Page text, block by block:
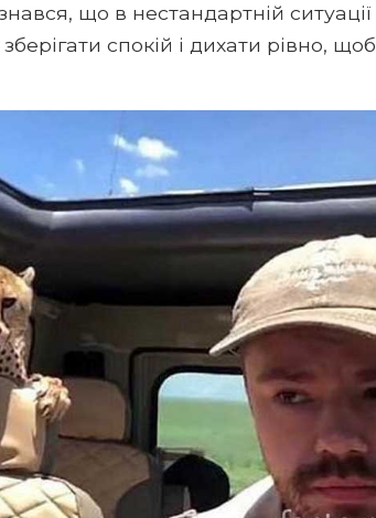
що в нестандартній ситуації
спокій і дихати рівно, щоб